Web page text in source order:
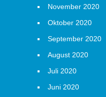
November 2020
Oktober 2020
September 2020
August 2020
Juli 2020
Juni 2020